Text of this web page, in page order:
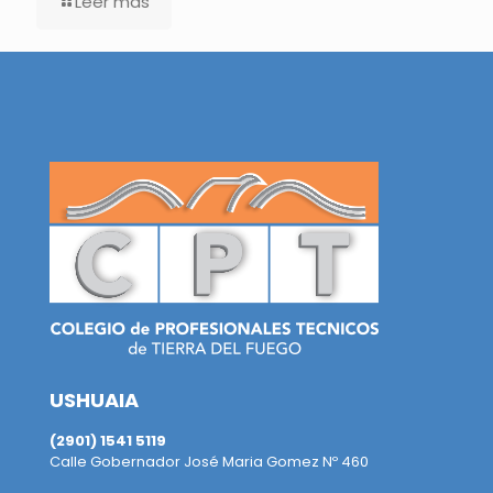
USHUAIA
(2901) 1541 5119
Calle Gobernador José Maria Gomez Nº 460